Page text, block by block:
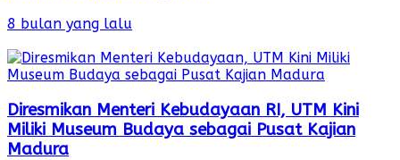
8 bulan yang lalu
Diresmikan Menteri Kebudayaan RI, UTM Kini
Miliki Museum Budaya sebagai Pusat Kajian
Madura